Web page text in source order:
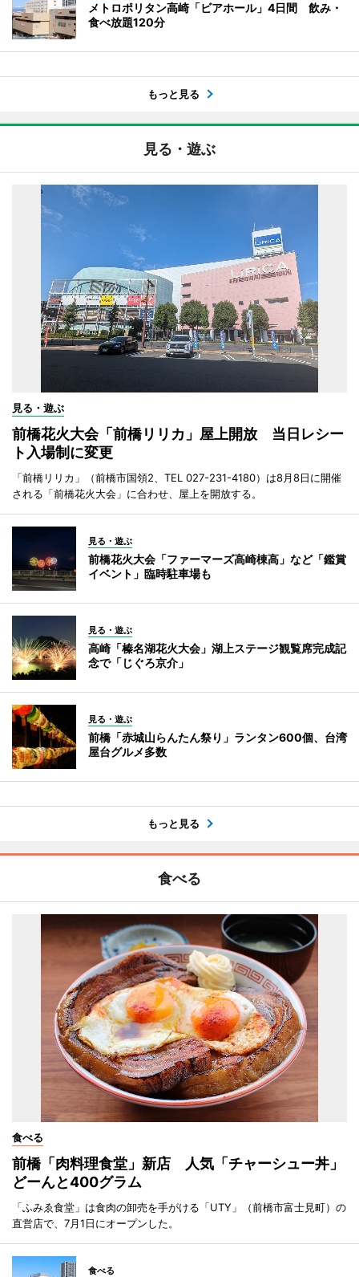
メトロポリタン高崎「ビアホール」4日間 飲み・
食べ放題120分
もっと見る
見る・遊ぶ
見る・遊ぶ
前橋花火大会「前橋リリカ」屋上開放 当日レシー
ト入場制に変更
「前橋リリカ」（前橋市国領2、TEL 027-231-4180）は8月8日に開催
される「前橋花火大会」に合わせ、屋上を開放する。
見る・遊ぶ
前橋花火大会「ファーマーズ高崎棟高」など「鑑賞
イベント」臨時駐車場も
見る・遊ぶ
高崎「榛名湖花火大会」湖上ステージ観覧席完成記
念で「じぐろ京介」
見る・遊ぶ
前橋「赤城山らんたん祭り」ランタン600個、台湾
屋台グルメ多数
もっと見る
食べる
食べる
前橋「肉料理食堂」新店 人気「チャーシュー丼」
どーんと400グラム
「ふみゑ食堂」は食肉の卸売を手がける「UTY」（前橋市富士見町）の
直営店で、7月1日にオープンした。
食べる